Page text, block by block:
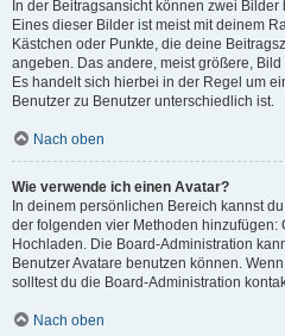
In der Beitragsansicht können zwei
Eines dieser Bilder ist meist mit deinem
Kästchen oder Punkte, die deine
angeben. Das andere, meist größere,
Es handelt sich hierbei in der Regel um
Benutzer zu Benutzer unterschiedlich ist.
Nach oben
Wie verwende ich einen Avatar?
In deinem persönlichen Bereich kannst
der folgenden vier Methoden hinzufügen:
Hochladen. Die Board-Administration
Benutzer Avatare benutzen können.
solltest du die Board-Administration
Nach oben